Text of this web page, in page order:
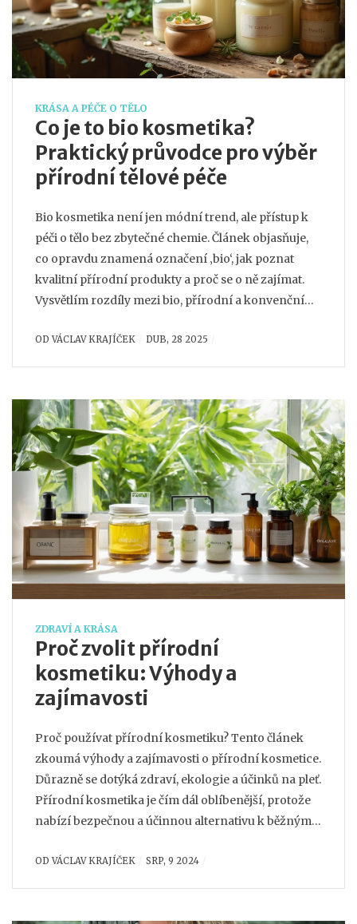
KRÁSA A PÉČE O TĚLO
Co je to bio kosmetika?
Praktický průvodce pro výběr
přírodní tělové péče
Bio kosmetika není jen módní trend, ale přístup k
péči o tělo bez zbytečné chemie. Článek objasňuje,
co opravdu znamená označení ‚bio‘, jak poznat
kvalitní přírodní produkty a proč se o ně zajímat.
Vysvětlím rozdíly mezi bio, přírodní a konvenční
výběru a přidám pár praktických tipů na domácí
ODVÁCLAV KRAJÍČEK DUB, 28 2025
ZDRAVÍ A KRÁSA
Proč zvolit přírodní
kosmetiku: Výhody a
zajímavosti
Proč používat přírodní kosmetiku? Tento článek
zkoumá výhody a zajímavosti o přírodní kosmetice.
Důrazně se dotýká zdraví, ekologie a účinků na pleť.
Přírodní kosmetika je čím dál oblíbenější, protože
nabízí bezpečnou a účinnou alternativu k běžným
součástí vaší každodenní péče.
ODVÁCLAV KRAJÍČEK SRP, 9 2024